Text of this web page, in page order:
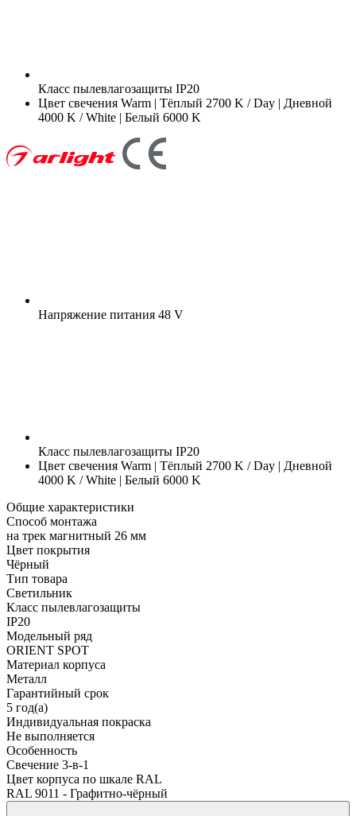
Класс пылевлагозащиты IP20
Цвет свечения Warm | Тёплый 2700 K / Day | Дневной
4000 K / White | Белый 6000 K
Напряжение питания 48 V
Класс пылевлагозащиты IP20
Цвет свечения Warm | Тёплый 2700 K / Day | Дневной
4000 K / White | Белый 6000 K
Общие характеристики
Способ монтажа
на трек магнитный 26 мм
Цвет покрытия
Чёрный
Тип товара
Светильник
Класс пылевлагозащиты
IP20
Модельный ряд
ORIENT SPOT
Материал корпуса
Металл
Гарантийный срок
5 год(а)
Индивидуальная покраска
Не выполняется
Особенность
Свечение 3-в-1
Цвет корпуса по шкале RAL
RAL 9011 - Графитно-чёрный